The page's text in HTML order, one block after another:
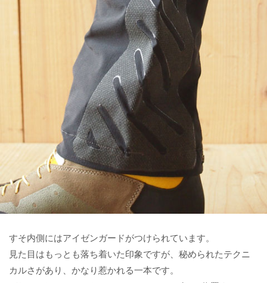
すそ内側にはアイゼンガードがつけられています。
見た目はもっとも落ち着いた印象ですが、秘められたテクニ
カルさがあり、かなり惹かれる一本です。